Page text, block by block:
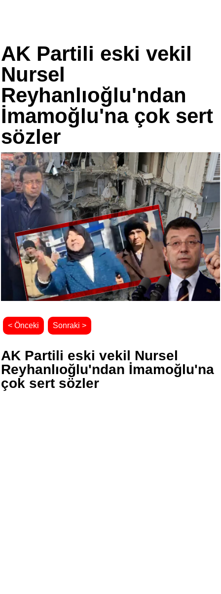
AK Partili eski vekil
Nursel
Reyhanlıoğlu'ndan
İmamoğlu'na çok sert
sözler
< Önceki Sonraki >
AK Partili eski vekil Nursel
Reyhanlıoğlu'ndan İmamoğlu'na
çok sert sözler